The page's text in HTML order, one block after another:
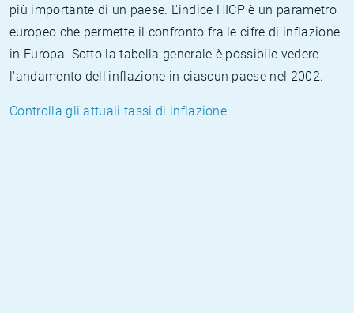
più importante di un paese. L'indice HICP è un parametro
europeo che permette il confronto fra le cifre di inflazione
in Europa. Sotto la tabella generale è possibile vedere
l'andamento dell'inflazione in ciascun paese nel 2002.
Controlla gli attuali tassi di inflazione